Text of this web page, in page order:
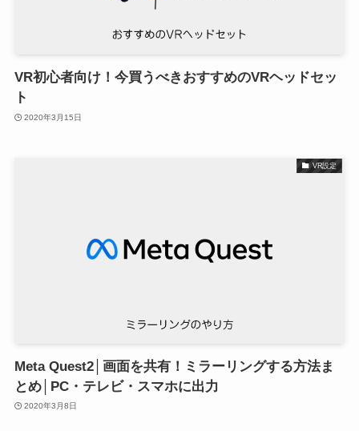
VR初心者向け！今買うべきおすすめのVRヘッドセッ
ト
2020年3月15日
VR設定
Meta Quest2│画面を共有！ミラーリングする方法ま
とめ│PC・テレビ・スマホに出力
2020年3月8日